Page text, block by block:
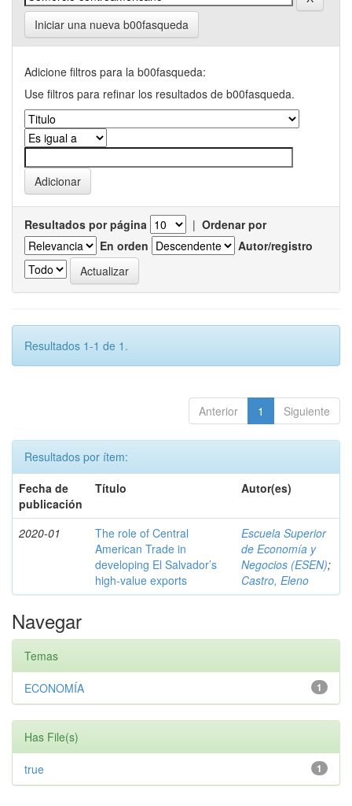
Iniciar una nueva b00fasqueda
Adicione filtros para la b00fasqueda:
Use filtros para refinar los resultados de b00fasqueda.
Resultados por página | Ordenar por
En orden
Autor/registro
Resultados 1-1 de 1.
Anterior 1 Siguiente
Resultados por ítem:
Fecha de
publicación
Título Autor(es)
2020-01
The role of Central
American Trade in
developing El Salvador’s
high-value exports
Escuela Superior
de Economía y
Negocios (ESEN);
Castro, Eleno
Navegar
Temas
1
ECONOMÍA
Has File(s)
1
true